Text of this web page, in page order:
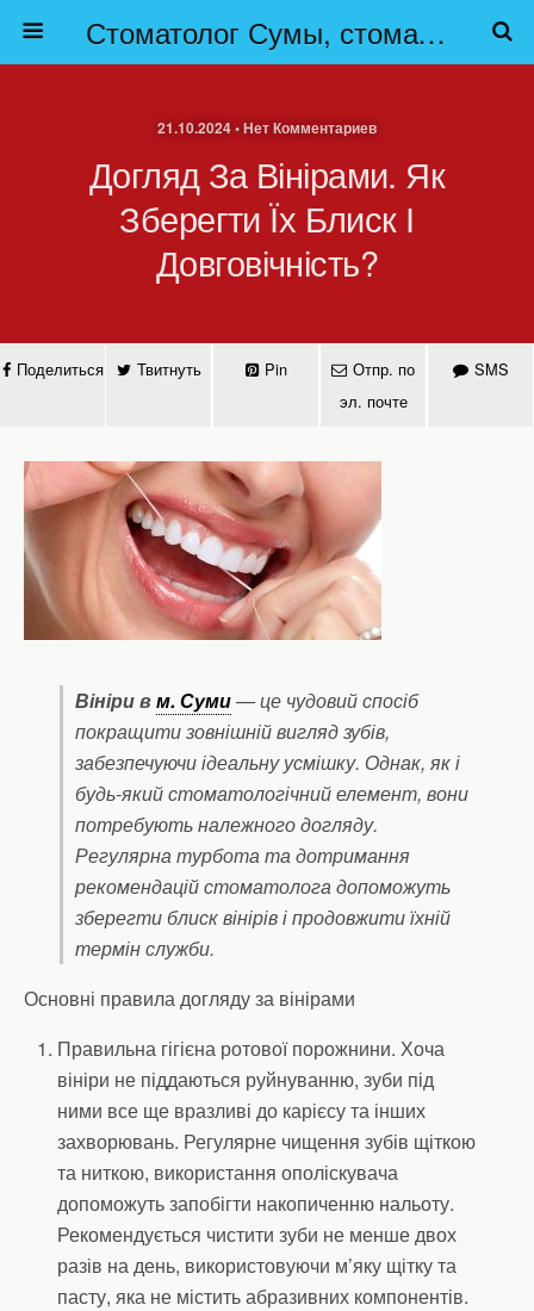
Стоматолог Сумы, стоматологические клиники Сумы, детская стоматология в Сумах. | Частная стоматология Сумы
21.10.2024 • Нет Комментариев
Догляд За Вінірами. Як
Зберегти Їх Блиск І
Довговічність?
Поделиться Твитнуть Pin
Отпр. по
эл. почте
SMS
Вініри вм. Суми— це чудовий спосіб
покращити зовнішній вигляд зубів,
забезпечуючи ідеальну усмішку. Однак, як і
будь-який стоматологічний елемент, вони
потребують належного догляду.
Регулярна турбота та дотримання
рекомендацій стоматолога допоможуть
зберегти блиск вінірів і продовжити їхній
термін служби.
Основні правила догляду за вінірами
Правильна гігієна ротової порожнини. Хоча
вініри не піддаються руйнуванню, зуби під
ними все ще вразливі до карієсу та інших
захворювань. Регулярне чищення зубів щіткою
та ниткою, використання ополіскувача
допоможуть запобігти накопиченню нальоту.
Рекомендується чистити зуби не менше двох
разів на день, використовуючи м’яку щітку та
пасту, яка не містить абразивних компонентів.